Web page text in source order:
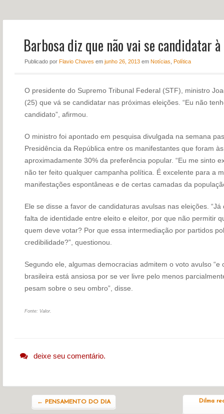
NOTÍCIAS PERFIL
CONTATO
Barbosa diz que não vai se candidatar
Publicado por Flavio Chaves em junho 26, 2013em Notícias Política
O presidente do Supremo Tribunal Federal (STF), ministro
(25) que vá se candidatar nas próximas eleições. “Eu não
candidato”, afirmou.
O ministro foi apontado em pesquisa divulgada na semana
Presidência da República entre os manifestantes que foram
aproximadamente 30% da preferência popular. “Eu me sinto
não ter feito qualquer campanha política. É excelente para a
manifestações espontâneas e de certas camadas da
Ele se disse a favor de candidaturas avulsas nas eleições.
falta de identidade entre eleito e eleitor, por que não permitir
quem deve votar? Por que essa intermediação por partidos
credibilidade?”, questionou.
Segundo ele, algumas democracias admitem o voto avulso “e
brasileira está ansiosa por se ver livre pelo menos
pesam sobre o seu ombro”, disse.
Fonte: Valor.
deixe seu comentário.
← PENSAMENTO DO DIA Dilma